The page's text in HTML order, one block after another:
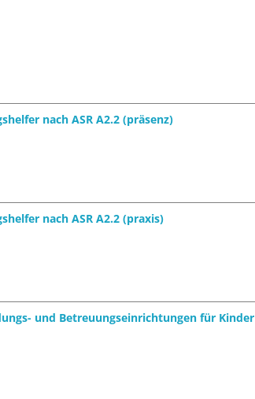
nach ASR A2.2 (präsenz)
nach ASR A2.2 (praxis)
und Betreuungseinrichtungen für Kinder